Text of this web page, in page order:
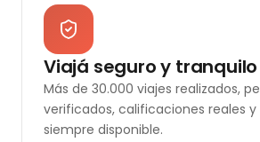
Viajá seguro y tranquilo
Más de 30.000 viajes realizados,
verificados, calificaciones reales
siempre disponible.